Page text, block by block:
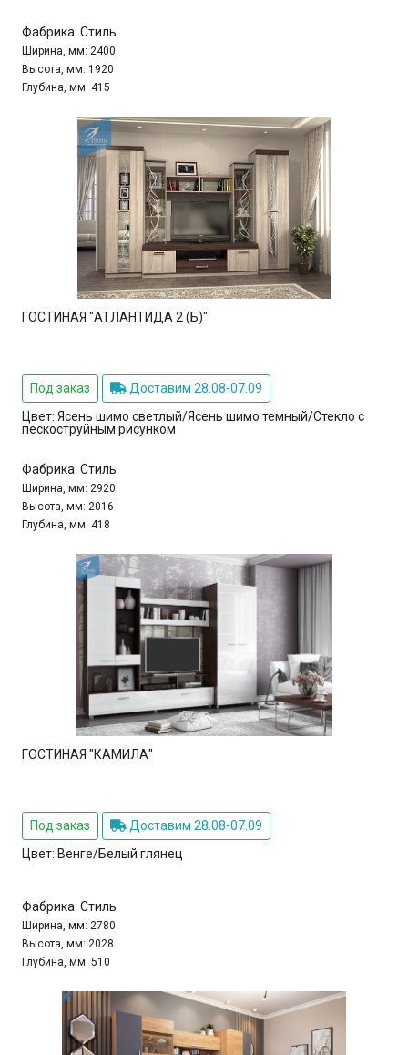
Фабрика: Стиль
Ширина, мм: 2400
Высота, мм: 1920
Глубина, мм: 415
ГОСТИНАЯ "АТЛАНТИДА 2 (Б)"
Под заказ
Доставим 28.08-07.09
Цвет: Ясень шимо светлый/Ясень шимо темный/Стекло с
пескоструйным рисунком
Фабрика: Стиль
Ширина, мм: 2920
Высота, мм: 2016
Глубина, мм: 418
ГОСТИНАЯ "КАМИЛА"
Под заказ
Доставим 28.08-07.09
Цвет: Венге/Белый глянец
Фабрика: Стиль
Ширина, мм: 2780
Высота, мм: 2028
Глубина, мм: 510